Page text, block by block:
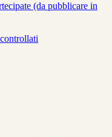
(da pubblicare in